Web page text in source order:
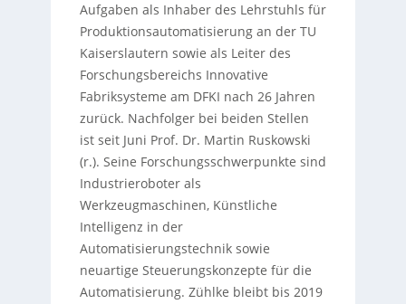
Aufgaben als Inhaber des Lehrstuhls für
Produktionsautomatisierung an der TU
Kaiserslautern sowie als Leiter des
Forschungsbereichs Innovative
Fabriksysteme am DFKI nach 26 Jahren
zurück. Nachfolger bei beiden Stellen
ist seit Juni Prof. Dr. Martin Ruskowski
(r.). Seine Forschungsschwerpunkte sind
Industrieroboter als
Werkzeugmaschinen, Künstliche
Intelligenz in der
Automatisierungstechnik sowie
neuartige Steuerungskonzepte für die
Automatisierung. Zühlke bleibt bis 2019